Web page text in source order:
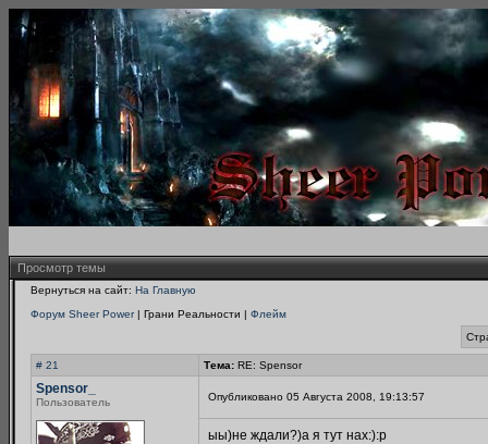
Просмотр темы
Вернуться на сайт: На Главную
Форум Sheer Power| Грани Реальности | Флейм
# 21 Тема: RE: Spensor
Spensor_
Пользователь Опубликовано 05 Августа 2008, 19:13:57
ыы)не ждали?)а я тут нах:):p